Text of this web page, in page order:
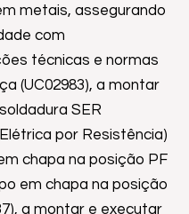
metais, assegurando
com
técnicas e normas
(UC02983), a montar
SER
por Resistência)
chapa na posição PF
em chapa na posição
a montar e executar